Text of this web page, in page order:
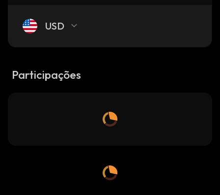
USD
Participações